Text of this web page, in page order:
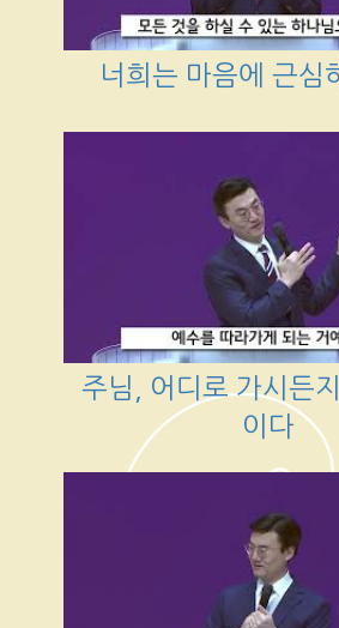
너희는 마음에 근심
주님, 어디로 가시든
이다